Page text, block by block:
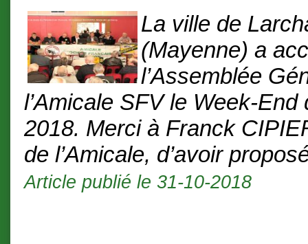
La ville de
(Mayenne) a
l’Assemblée
l’Amicale SFV le Week-End
2018. Merci à Franck
de l’Amicale, d’avoir
Article publié le 31-10-2018